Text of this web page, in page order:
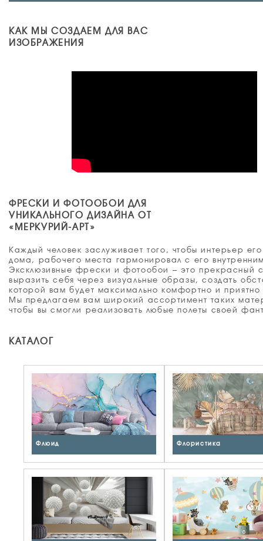
КАК МЫ СОЗДАЕМ ДЛЯ ВАС
ИЗОБРАЖЕНИЯ
ФРЕСКИ И ФОТООБОИ ДЛЯ
УНИКАЛЬНОГО ДИЗАЙНА ОТ
«МЕРКУРИЙ-АРТ»
Каждый человек заслуживает того, чтобы интерьер
дома, рабочего места гармонировал с его
Эксклюзивные фрески и фотообои – это прекрасный
выразить себя через визуальные образы, создать
которой вам будет максимально комфортно и приятно
Мы предлагаем вам широкий ассортимент таких
чтобы вы смогли реализовать любые полеты своей
КАТАЛОГ
Флюид Флористика